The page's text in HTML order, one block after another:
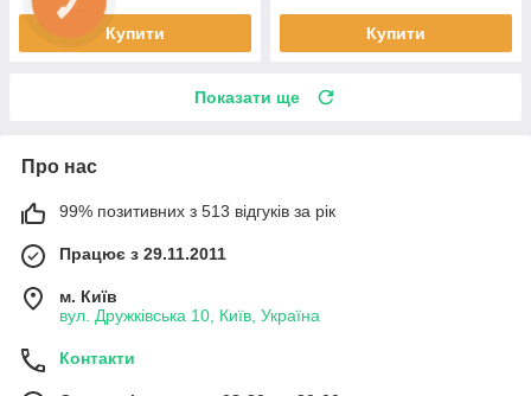
Купити Купити
Показати ще
Про нас
99% позитивних з 513 відгуків за рік
Працює з 29.11.2011
м. Київ
вул. Дружківська 10, Київ, Україна
Контакти